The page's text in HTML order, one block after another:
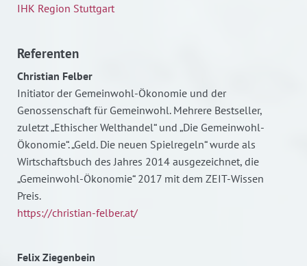
IHK Region Stuttgart
Referenten
Christian Felber
Initiator der Gemeinwohl-Ökonomie und der
Genossenschaft für Gemeinwohl. Mehrere Bestseller,
zuletzt „Ethischer Welthandel“ und „Die Gemeinwohl-
Ökonomie“. „Geld. Die neuen Spielregeln“ wurde als
Wirtschaftsbuch des Jahres 2014 ausgezeichnet, die
„Gemeinwohl-Ökonomie“ 2017 mit dem ZEIT-Wissen
Preis.
https://christian-felber.at/
Felix Ziegenbein